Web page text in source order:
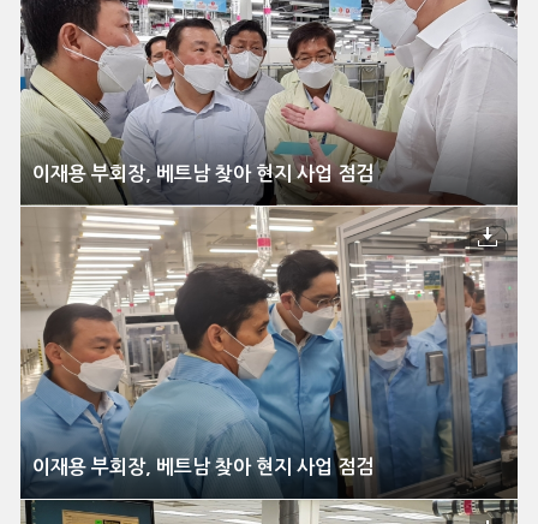
이재용 부회장, 베트남 찾아 현지 사업 점검
이재용 부회장, 베트남 찾아 현지 사업 점검